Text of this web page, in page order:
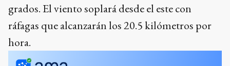
grados. El viento soplará desde el este con
ráfagas que alcanzarán los 20.5 kilómetros por
hora.